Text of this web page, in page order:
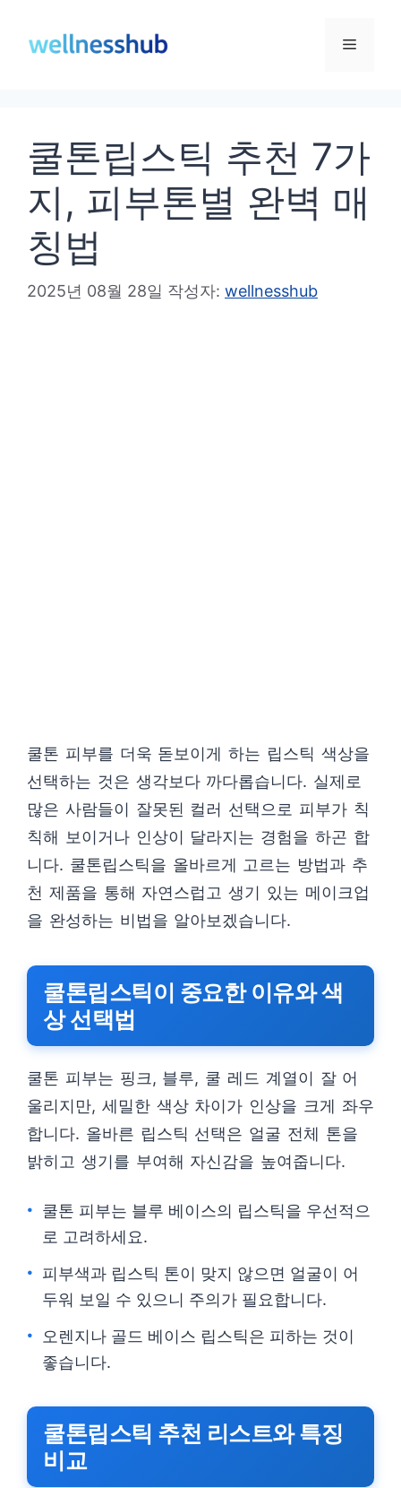
메
쿨톤립스틱 추천 7가
지, 피부톤별 완벽 매
칭법
2025년 08월 28일 작성자: wellnesshub
쿨톤 피부를 더욱 돋보이게 하는 립스틱 색상을
선택하는 것은 생각보다 까다롭습니다. 실제로
많은 사람들이 잘못된 컬러 선택으로 피부가 칙
칙해 보이거나 인상이 달라지는 경험을 하곤 합
니다. 쿨톤립스틱을 올바르게 고르는 방법과 추
천 제품을 통해 자연스럽고 생기 있는 메이크업
을 완성하는 비법을 알아보겠습니다.
쿨톤립스틱이 중요한 이유와 색
상 선택법
쿨톤 피부는 핑크, 블루, 쿨 레드 계열이 잘 어
울리지만, 세밀한 색상 차이가 인상을 크게 좌우
합니다. 올바른 립스틱 선택은 얼굴 전체 톤을
밝히고 생기를 부여해 자신감을 높여줍니다.
쿨톤 피부는 블루 베이스의 립스틱을 우선적으
로 고려하세요.
피부색과 립스틱 톤이 맞지 않으면 얼굴이 어
두워 보일 수 있으니 주의가 필요합니다.
오렌지나 골드 베이스 립스틱은 피하는 것이
좋습니다.
쿨톤립스틱 추천 리스트와 특징
비교